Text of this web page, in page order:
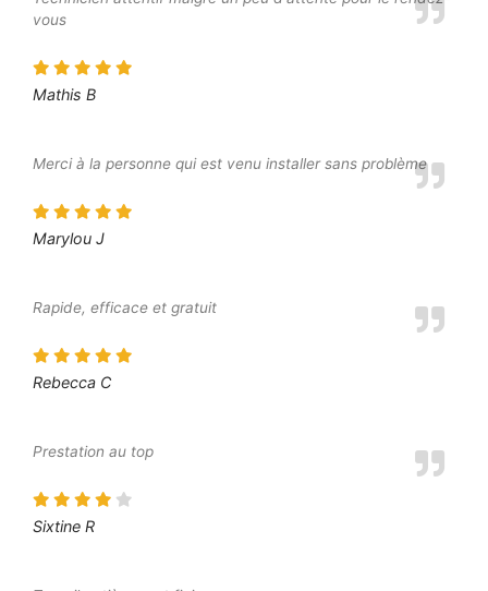
vous
Mathis B
Merci à la personne qui est venu installer sans problème
Marylou J
Rapide, efficace et gratuit
Rebecca C
Prestation au top
Sixtine R